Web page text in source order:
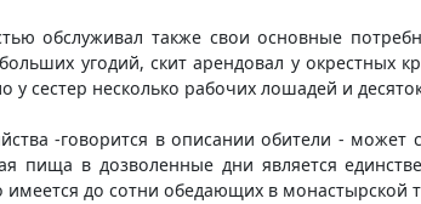
обслуживал также свои основные
угодий, скит арендовал у окрестных
сестер несколько рабочих лошадей и
-говорится в описании обители -
пища в дозволенные дни является
имеется до сотни обедающих в